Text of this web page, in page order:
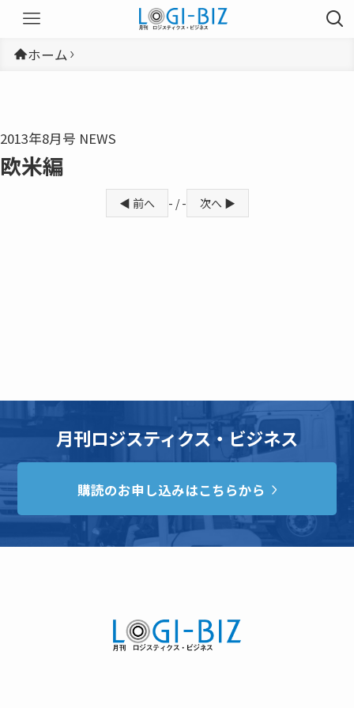
ホーム
2013年8月号 NEWS
欧米編
◀ 前へ - / - 次へ ▶
月刊ロジスティクス・ビジネス
購読のお申し込みはこちらから